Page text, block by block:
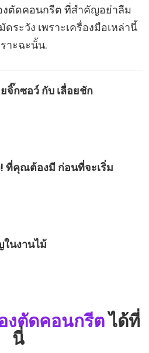
งตัดคอนกรีต ที่สำคัญอย่าลืม
ระวัง เพราะเครื่องมือเหล่านี้
าะฉะนั้น.
จิ๊กซอว์ กับ เลื่อยชัก
! ที่คุณต้องมี ก่อนที่จะเริ่ม
ในงานไม้
งตัดคอนกรีตได้ที่
นี่